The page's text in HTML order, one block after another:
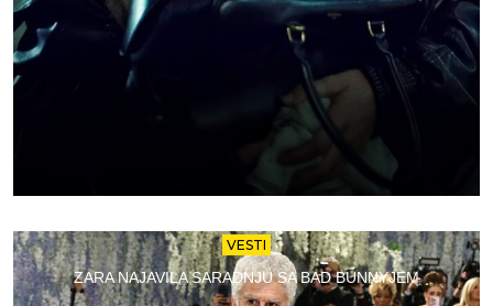
VESTI
ZARA NAJAVILA SARADNJU SA BAD BUNNYJEM